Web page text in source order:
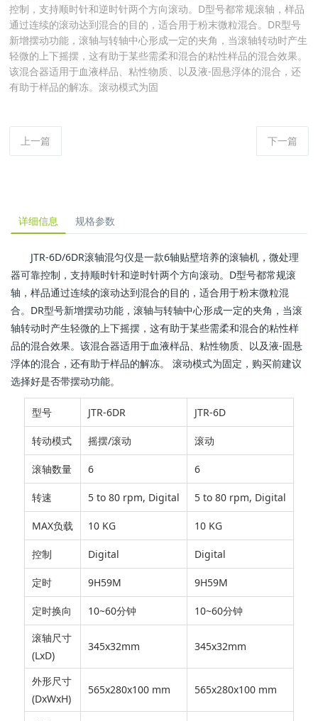
控制，支持顺时针和逆时针两个方向滚动。D型号都常规滚轴，样品
通过连续的滚动达到混合的目的，适合用于粉末微粒混合。DR型号
新增摆动功能，滚轴与转轴中心形成一定的夹角，当滚轴转动时产生
轻微的上下摇摆，这有助于某些需柔和混合的粘性样品的混合效果。
该混合器适用于血液样品、粘性物质、以及液-固悬浮体的混合，还
有助于样品的解冻。滚动模式为固
上一篇 下一篇
详细信息 规格参数
JTR-6D/6DR滚轴混匀仪是一款6轴贴壁培养的滚轴机， 微处理
器可靠控制， 支持顺时针和逆时针两个方向滚动。D型号都常规滚
轴， 样品通过连续的滚动达到混合的目的，适合用于粉末微粒混
合。 DR型号新增摆动功能， 滚轴与转轴中心形成一定的夹角，当滚
轴转动时产生轻微的上下摇摆，这有助于某些需柔和混合的粘性样
品的混合效果。该混合器适用于血液样品、粘性物质、以及液-固悬
浮体的混合，还有助于样品的解冻。 滚动模式为固定，购买前建议
选择好是否带摆动功能。
型号 JTR-6DR JTR-6D
转动模式 摇摆/滚动 滚动
滚轴数量 6 6
转速 5 to 80 rpm, Digital 5 to 80 rpm, Digital
MAX负载 10 KG 10 KG
控制 Digital Digital
定时 9H59M 9H59M
定时换向 10~60分钟
10~60分钟
滚轴尺寸
(LxD)
345x32mm 345x32mm
外形尺寸
(DxWxH)
565x280x100 mm 565x280x100 mm